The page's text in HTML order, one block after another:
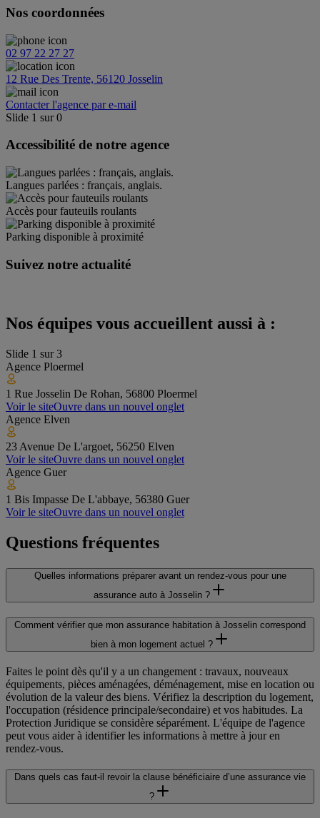
Nos coordonnées
02 97 22 27 27
12 Rue Des Trente, 56120 Josselin
Contacter l'agence par e-mail
Slide 1 sur0
Accessibilité de notre agence
Langues parlées : français, anglais.
Accès pour fauteuils roulants
Parking disponible à proximité
Suivez notre actualité
Nos équipes vous accueillent aussi à :
Slide 1 sur3
Agence Ploermel
1 Rue Josselin De Rohan, 56800 Ploermel
Voir le siteOuvre dans un nouvel onglet
Agence Elven
23 Avenue De L'argoet, 56250 Elven
Voir le siteOuvre dans un nouvel onglet
Agence Guer
1 Bis Impasse De L'abbaye, 56380 Guer
Voir le siteOuvre dans un nouvel onglet
Questions fréquentes
Quelles informations préparer avant un rendez-vous pour une
assurance auto à Josselin ?
Comment vérifier que mon assurance habitation à Josselin correspond
bien à mon logement actuel ?
Faites le point dès qu'il y a un changement : travaux, nouveaux
équipements, pièces aménagées, déménagement, mise en location ou
évolution de la valeur des biens. Vérifiez la description du logement,
l'occupation (résidence principale/secondaire) et vos habitudes. La
Protection Juridique se considère séparément. L'équipe de l'agence
peut vous aider à identifier les informations à mettre à jour en
rendez-vous.
Dans quels cas faut-il revoir la clause bénéficiaire d’une assurance vie
?